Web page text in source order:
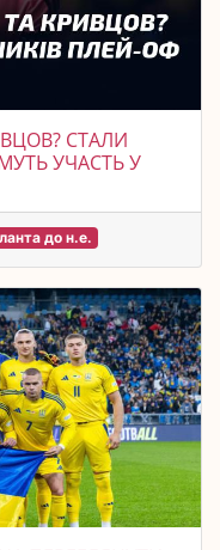
СТАЛИ
УЧАСТЬ У
до н.е.